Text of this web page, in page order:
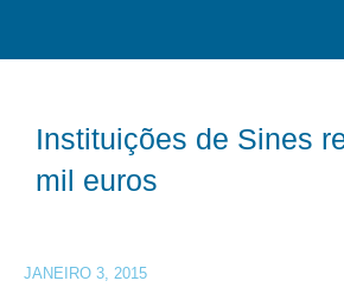
Instituições de Sines
mil euros
JANEIRO 3, 2015